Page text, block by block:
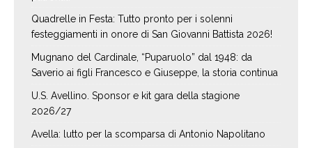
Quadrelle in Festa: Tutto pronto per i solenni
festeggiamenti in onore di San Giovanni Battista 2026!
Mugnano del Cardinale, “Puparuolo” dal 1948: da
Saverio ai figli Francesco e Giuseppe, la storia continua
U.S. Avellino. Sponsor e kit gara della stagione
2026/27
Avella: lutto per la scomparsa di Antonio Napolitano